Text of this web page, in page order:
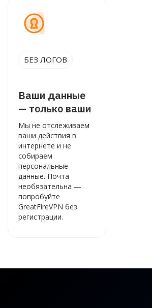
БЕЗ ЛОГОВ
Ваши данные
— только ваши
Мы не отслеживаем
ваши действия в
интернете и не
собираем
персональные
данные. Почта
необязательна —
попробуйте
GreatFireVPN без
регистрации.